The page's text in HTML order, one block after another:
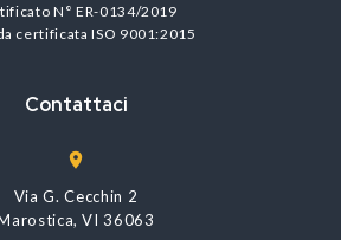
N° ER-0134/2019
certificata ISO 9001:2015
Contattaci
Via G. Cecchin 2
VI 36063